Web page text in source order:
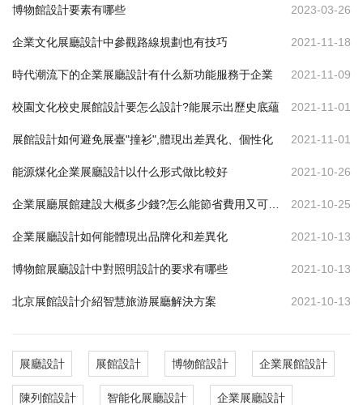
博物館設計要素有哪些 2023-03-26
企業文化展廳設計中參觀路線規劃也有技巧 2021-11-18
時代潮流下的企業展廳設計有什么新功能服務于企業 2021-11-09
校園文化校史展館設計要怎么設計?能展示出歷史底蘊 2021-11-01
展館設計如何避免展臺"撞衫",體現出差異化、個性化 2021-11-01
能源煤化企業展廳設計以什么形式做比較好 2021-10-26
2021-10-25
企業展廳設計如何能體現出品牌化和差異化 2021-10-13
博物館展廳設計中對照明設計的要求有哪些 2021-10-13
北京展館設計介紹智慧旅游展廳解決方案 2021-10-13
展廳設計 展館設計 博物館設計 企業展館設計
陳列館設計 智能化展廳設計 企業展廳設計